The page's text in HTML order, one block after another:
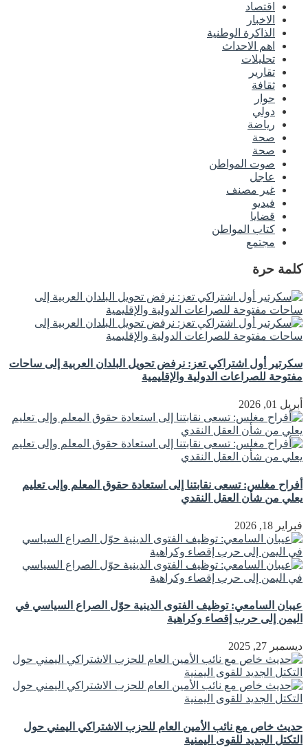
اقتصاد
الاخبار
الذاكرة الوطنية
اهم الاحداث
تحليلات
تقارير
ثقافة
حوار
دولي
رياضة
صحة
صحة
صوت المواطن
عاجل
غير مصنف
فيديو
قضايا
كتاب المواطن
مجتمع
كلمة حرة
سكرتير أول اشتراكي تعز: نرفض تحويل البلدان العربية إلى ساحات
مفتوحة للصراعات الدولية والإقليمية
أبريل 01, 2026
أفراح مغلس: تسعى نقابتنا إلى استعادة حقوق المعلم وإلى تعليم
يعلي من شأن العقل النقدي
فبراير 18, 2026
عيبان السامعي: توظيف الفتوى الدينية حوّل الصراع السياسي في
اليمن إلى حرب إقصاء وكراهية
ديسمبر 27, 2025
حديث خاص مع نائب الأمين العام للحزب الاشتراكي اليمني حول
التكتل الجديد للقوى اليمنية